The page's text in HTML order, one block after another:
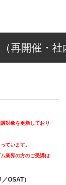
再開催・社
対象を更新しており
ています。
業界の方のご受講は
OSAT）